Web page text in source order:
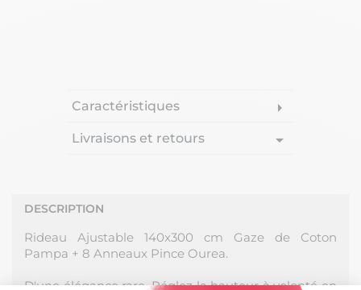
Caractéristiques arrow_right
Livraisons et retours arrow_drop_down
DESCRIPTION
Rideau Ajustable 140x300 cm Gaze de Coton
Pampa + 8 Anneaux Pince Ourea.
D'une élégance rare. Réglez la hauteur à volonté en